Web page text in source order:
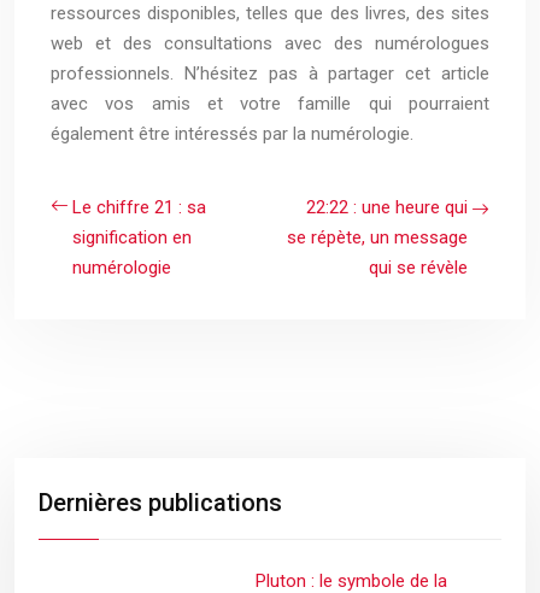
ressources disponibles, telles que des livres, des sites
web et des consultations avec des numérologues
professionnels. N’hésitez pas à partager cet article
avec vos amis et votre famille qui pourraient
également être intéressés par la numérologie.
Le chiffre 21 : sa
signification en
numérologie
22:22 : une heure qui
se répète, un message
qui se révèle
Dernières publications
Pluton : le symbole de la